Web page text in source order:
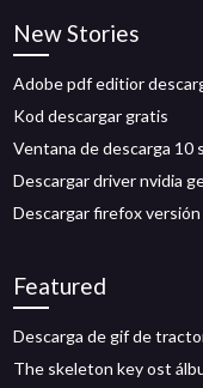
New Stories
Adobe pdf editior
Kod descargar gratis
Ventana de descarga 10
Descargar driver nvidia
Descargar firefox
Featured
Descarga de gif de
The skeleton key ost